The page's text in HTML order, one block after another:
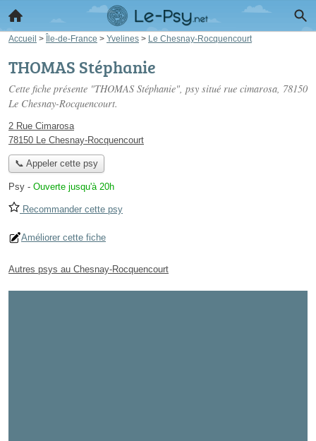
Accueil > Île-de-France > Yvelines > Le Chesnay-Rocquencourt
THOMAS Stéphanie
Cette fiche présente "THOMAS Stéphanie", psy situé rue cimarosa, 78150
Le Chesnay-Rocquencourt.
2 Rue Cimarosa
78150 Le Chesnay-Rocquencourt
📞 Appeler cette psy
Psy - Ouverte jusqu'à 20h
Recommander cette psy
Améliorer cette fiche
Autres psys au Chesnay-Rocquencourt